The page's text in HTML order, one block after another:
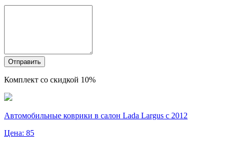
Отправить
Комплект со скидкой 10%
Автомобильные коврики в салон Lada Largus c 2012
Цена: 85